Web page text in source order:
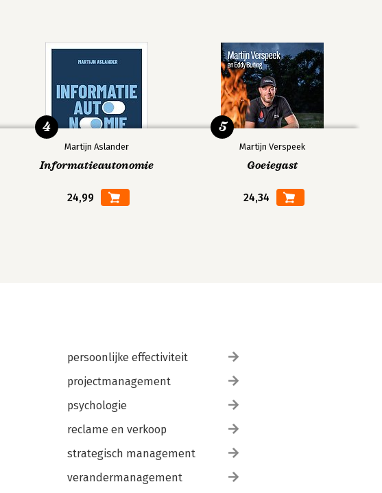
Martijn Aslander
Informatieautonomie
24,99
4
Martijn Verspeek
Goeiegast
24,34
5
persoonlijke effectiviteit
projectmanagement
psychologie
reclame en verkoop
strategisch management
verandermanagement